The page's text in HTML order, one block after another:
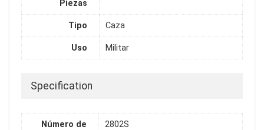
Piezas
Tipo Caza
Uso Militar
Specification
Número de
2802S